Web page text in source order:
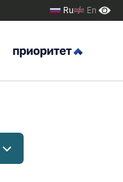
Ru En